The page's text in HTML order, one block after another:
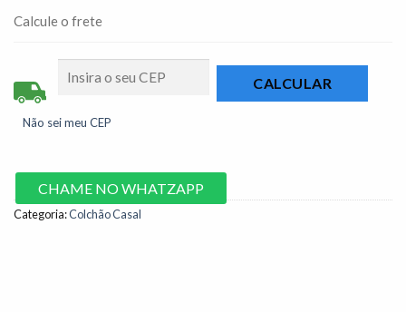
Calcule o frete
Não sei meu CEP
CHAME NO WHATZAPP
Categoria:Colchão Casal